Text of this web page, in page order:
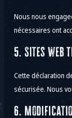
Nous nous
nécessaires ont
5. Sites web
Cette déclaration
sécurisée. Nous
6.